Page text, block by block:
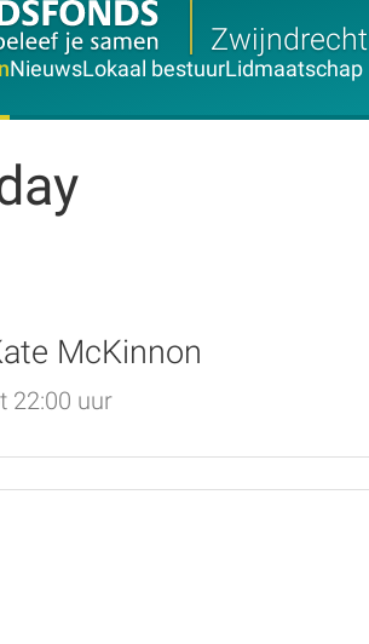
Zwijndrecht
NieuwsLokaal bestuurLidmaatschap
McKinnon
22:00 uur